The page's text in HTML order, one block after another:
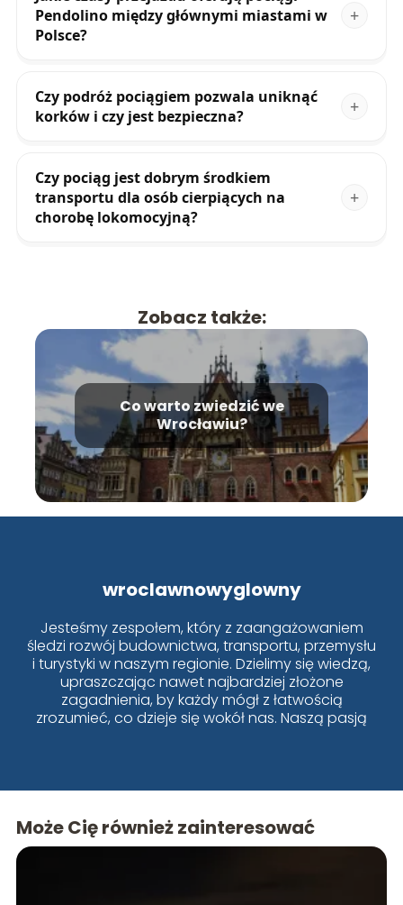
Pendolino między głównymi miastami w
Polsce?
Czy podróż pociągiem pozwala uniknąć
korków i czy jest bezpieczna?
Czy pociąg jest dobrym środkiem
transportu dla osób cierpiących na
chorobę lokomocyjną?
Zobacz także:
Co warto zwiedzić we
Wrocławiu?
wroclawnowyglowny
Jesteśmy zespołem, który z zaangażowaniem
śledzi rozwój budownictwa, transportu, przemysłu
i turystyki w naszym regionie. Dzielimy się wiedzą,
upraszczając nawet najbardziej złożone
zagadnienia, by każdy mógł z łatwością
zrozumieć, co dzieje się wokół nas. Naszą pasją
Może Cię również zainteresować